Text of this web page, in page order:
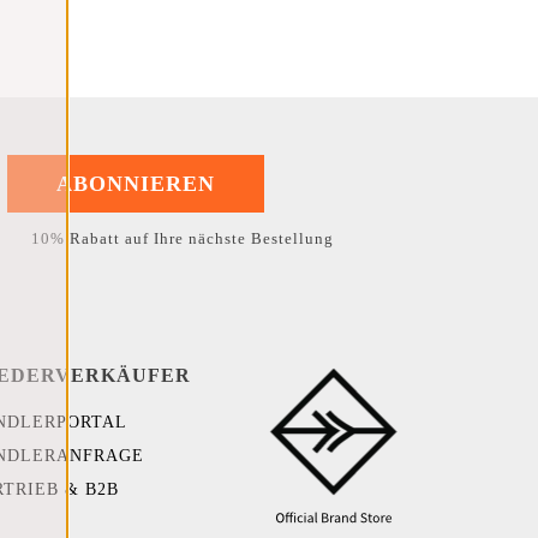
ABONNIEREN
10% Rabatt auf Ihre nächste Bestellung
& B2B